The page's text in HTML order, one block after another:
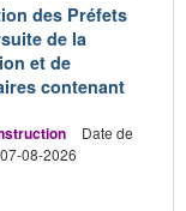
des Préfets
de la
et de
contenant
Date de
08-2026